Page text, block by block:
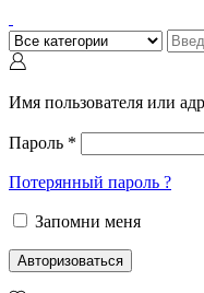
Имя пользователя или
Пароль *
Потерянный пароль ?
Запомни меня
Авторизоваться